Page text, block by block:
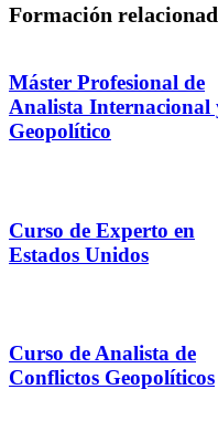
Formación
Máster Profesional de
Analista Internacional
Geopolítico
Curso de Experto en
Estados Unidos
Curso de Analista de
Conflictos Geopolíticos